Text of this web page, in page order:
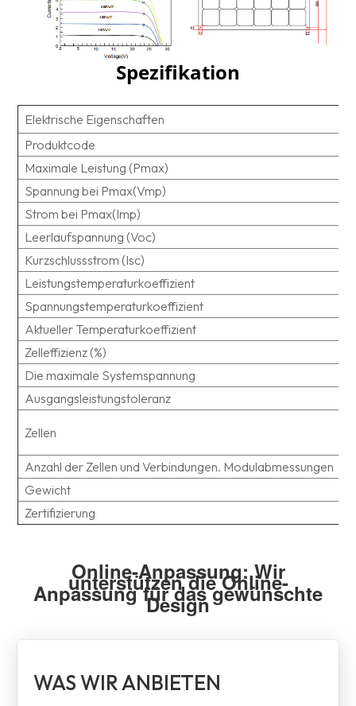
Spezifikation
Elektrische Eigenschaften
Produktcode
Maximale Leistung (Pmax)
Spannung bei Pmax(Vmp)
Strom bei Pmax(Imp)
Leerlaufspannung (Voc)
Kurzschlussstrom (Isc)
Leistungstemperaturkoeffizient
Spannungstemperaturkoeffizient
Aktueller Temperaturkoeffizient
Zelleffizienz (%)
Die maximale Systemspannung
Ausgangsleistungstoleranz
Zellen
Anzahl der Zellen und Verbindungen. Modulabmessungen
Gewicht
Zertifizierung
Online-Anpassung: Wir
unterstützen die Online-
Anpassung für das gewünschte
Design
WAS WIR ANBIETEN